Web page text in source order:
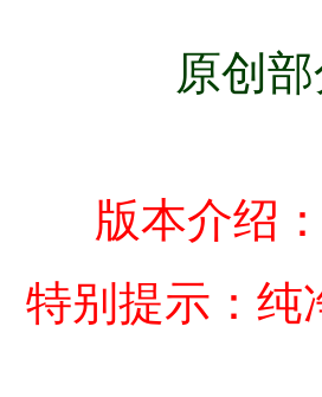
原创
版本介绍
特别提示：纯